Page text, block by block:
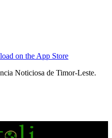
Noticiosa de Timor-Leste.